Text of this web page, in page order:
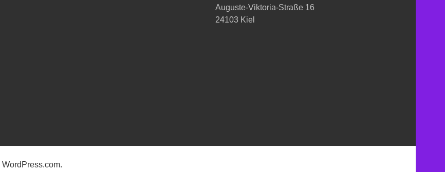
Auguste-Viktoria-Straße 16
24103 Kiel
WordPress.com.